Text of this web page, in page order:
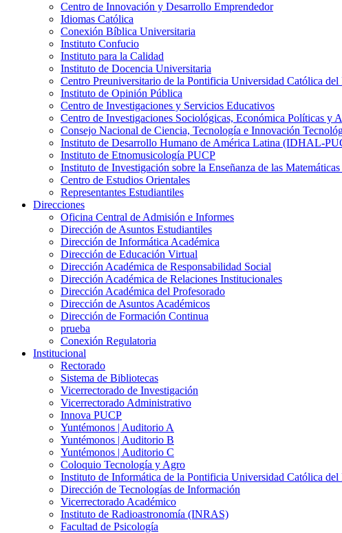
Centro de Innovación y Desarrollo Emprendedor
Idiomas Católica
Conexión Bíblica Universitaria
Instituto Confucio
Instituto para la Calidad
Instituto de Docencia Universitaria
Centro Preuniversitario de la Pontificia Universidad Católica del
Instituto de Opinión Pública
Centro de Investigaciones y Servicios Educativos
Centro de Investigaciones Sociológicas, Económica Políticas y
Consejo Nacional de Ciencia, Tecnología e Innovación
Instituto de Desarrollo Humano de América Latina (IDHAL-
Instituto de Etnomusicología PUCP
Instituto de Investigación sobre la Enseñanza de las
Centro de Estudios Orientales
Representantes Estudiantiles
Direcciones
Oficina Central de Admisión e Informes
Dirección de Asuntos Estudiantiles
Dirección de Informática Académica
Dirección de Educación Virtual
Dirección Académica de Responsabilidad Social
Dirección Académica de Relaciones Institucionales
Dirección Académica del Profesorado
Dirección de Asuntos Académicos
Dirección de Formación Continua
prueba
Conexión Regulatoria
Institucional
Rectorado
Sistema de Bibliotecas
Vicerrectorado de Investigación
Vicerrectorado Administrativo
Innova PUCP
Yuntémonos | Auditorio A
Yuntémonos | Auditorio B
Yuntémonos | Auditorio C
Coloquio Tecnología y Agro
Instituto de Informática de la Pontificia Universidad Católica del
Dirección de Tecnologías de Información
Vicerrectorado Académico
Instituto de Radioastronomía (INRAS)
Facultad de Psicología